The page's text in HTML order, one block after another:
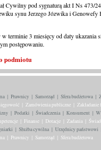
Cywilny pod sygnaturą akt I Ns 473/
synu Jerzego Józwika i
terminie 3 miesięcy od daty
postępowaniu.
podmiotu
| Prawnicy | Samorząd | Sfera budżetowa |
Zamówienia publiczne Zakładanie
| Podatki | Świadczenia | Konsument | W
Finanse Dotacje Zadania
| Służba cywilna | Urzędnicy państwowi
Prawnicy Samorząd
Sfera budżetowa